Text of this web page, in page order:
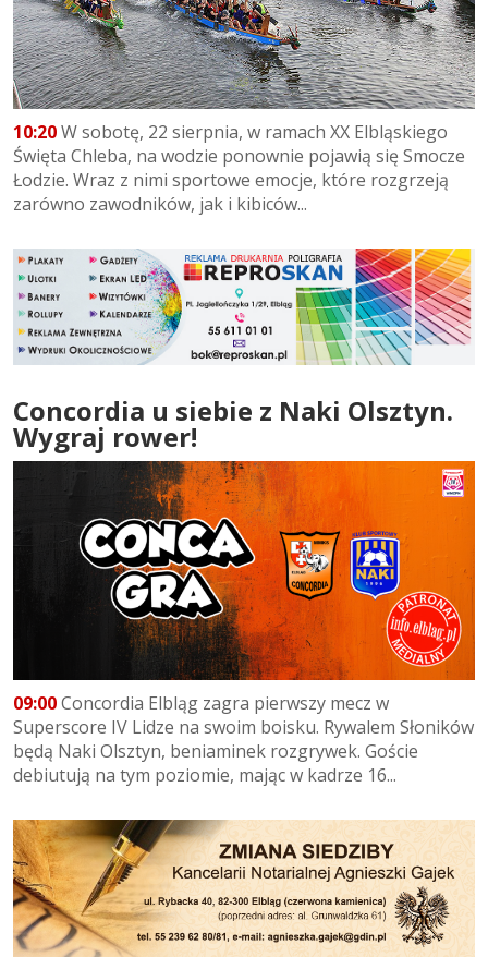
10:20W sobotę, 22 sierpnia, w ramach XX Elbląskiego
Święta Chleba, na wodzie ponownie pojawią się Smocze
Łodzie. Wraz z nimi sportowe emocje, które rozgrzeją
zarówno zawodników, jak i kibiców...
Concordia u siebie z Naki Olsztyn.
Wygraj rower!
09:00Concordia Elbląg zagra pierwszy mecz w
Superscore IV Lidze na swoim boisku. Rywalem Słoników
będą Naki Olsztyn, beniaminek rozgrywek. Goście
debiutują na tym poziomie, mając w kadrze 16...